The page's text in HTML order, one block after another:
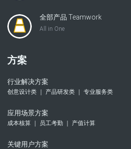
全部产品 Teamwork
All in One
方案
行业解决方案
创意设计类 ｜ 产品研发类 ｜ 专业服务类
应用场景方案
成本核算 ｜ 员工考勤 ｜ 产值计算
关键用户方案